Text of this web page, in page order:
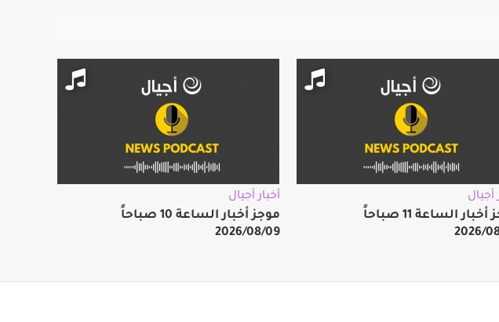
أجيال
موجز أخبار الساعة 11 صباحاً
2026/
أخبار أجيال
موجز أخبار الساعة 10 صباحاً
2026/08/09